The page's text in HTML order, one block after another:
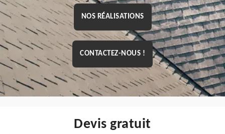
NOS RÉALISATIONS
CONTACTEZ-NOUS !
Devis gratuit